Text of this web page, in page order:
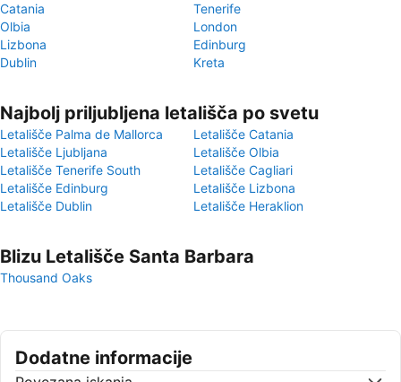
Catania
Tenerife
Olbia
London
Lizbona
Edinburg
Dublin
Kreta
Najbolj priljubljena letališča po svetu
Letališče Palma de Mallorca
Letališče Catania
Letališče Ljubljana
Letališče Olbia
Letališče Tenerife South
Letališče Cagliari
Letališče Edinburg
Letališče Lizbona
Letališče Dublin
Letališče Heraklion
Blizu Letališče Santa Barbara
Thousand Oaks
Dodatne informacije